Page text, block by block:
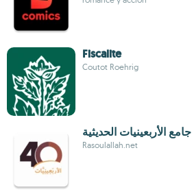
Fiscalite
Coutot Roehrig
جامع الأربعينيات الحديثية
Rasoulallah.net